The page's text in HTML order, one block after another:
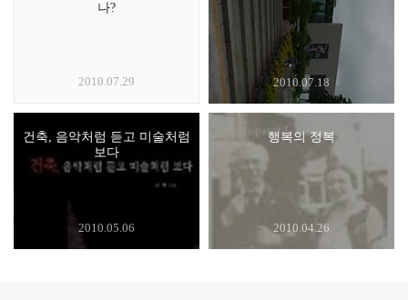
나?
2010.07.29 2010.07.18
건축, 음악처럼 듣고 미술처럼
보다
2010.05.06
행복의 정복
2010.04.26